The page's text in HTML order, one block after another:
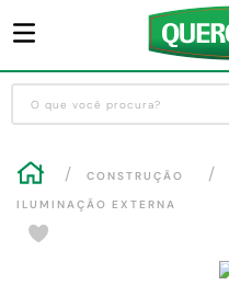
O que você procura?
CONSTRUÇÃO
ILUMINAÇÃO EXTERNA
1º
guarda roupa
º cozinha completa